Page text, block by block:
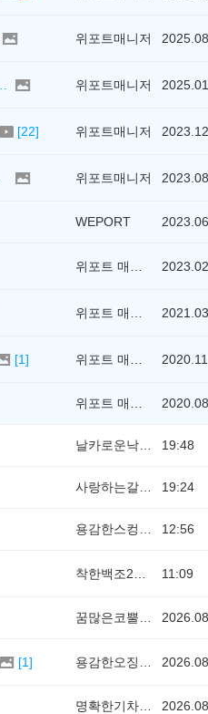
위포트매니저
위포트매니저
[22] 위포트매니저
위포트매니저
WEPORT
[1]
19:48
19:24
12:56
11:09
[1]